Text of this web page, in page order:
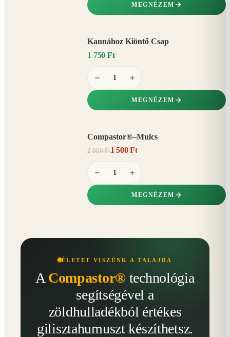
MEGNÉZEM
Kannához Kiöntő Csap
1 750 Ft
− +
MEGNÉZEM
Compastor®–Mulcs
2 000 Ft1 500 Ft
− +
MEGNÉZEM
ÉLETET VISZÜNK A TALAJBA
A Compastor® technológia
segítségével a
zöldhulladékból értékes
gilisztahumuszt készíthetsz.